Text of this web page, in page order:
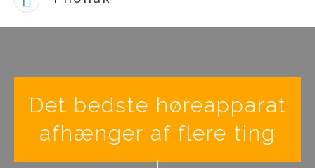
Det bedste høreapparat
afhænger af flere ting